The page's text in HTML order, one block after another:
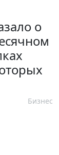
о
Бизнес